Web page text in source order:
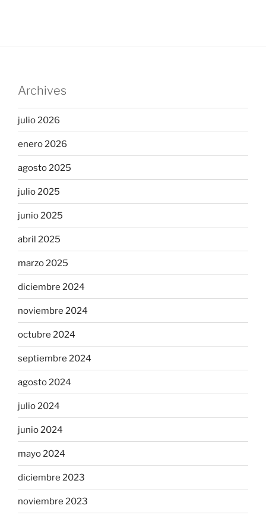
Archives
julio 2026
enero 2026
agosto 2025
julio 2025
junio 2025
abril 2025
marzo 2025
diciembre 2024
noviembre 2024
octubre 2024
septiembre 2024
agosto 2024
julio 2024
junio 2024
mayo 2024
diciembre 2023
noviembre 2023